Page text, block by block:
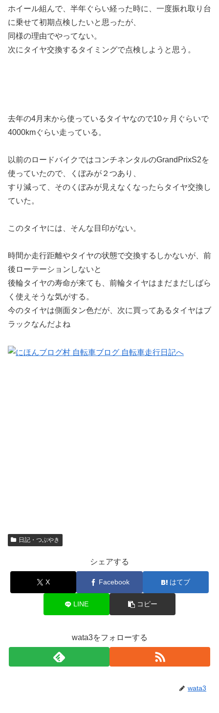
ホイール組んで、半年ぐらい経った時に、一度振れ取り台
に乗せて初期点検したいと思ったが、
同様の理由でやってない。
次にタイヤ交換するタイミングで点検しようと思う。
去年の4月末から使っているタイヤなので10ヶ月ぐらいで
4000kmぐらい走っている。
以前のロードバイクではコンチネンタルのGrandPrixS2を
使っていたので、くぼみが２つあり、
すり減って、そのくぼみが見えなくなったらタイヤ交換し
ていた。
このタイヤには、そんな目印がない。
時間か走行距離やタイヤの状態で交換するしかないが、前
後ローテーションしないと
後輪タイヤの寿命が来ても、前輪タイヤはまだまだしばら
く使えそうな気がする。
今のタイヤは側面タン色だが、次に買ってあるタイヤはブ
ラックなんだよね
日記・つぶやき
シェアする
X Facebook はてブ
LINE コピー
wata3をフォローする
wata3